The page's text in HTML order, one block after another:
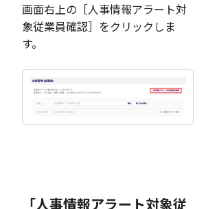
画面右上の［人事情報アラート対
象従業員確認］をクリックしま
す。
「人事情報アラート対象従